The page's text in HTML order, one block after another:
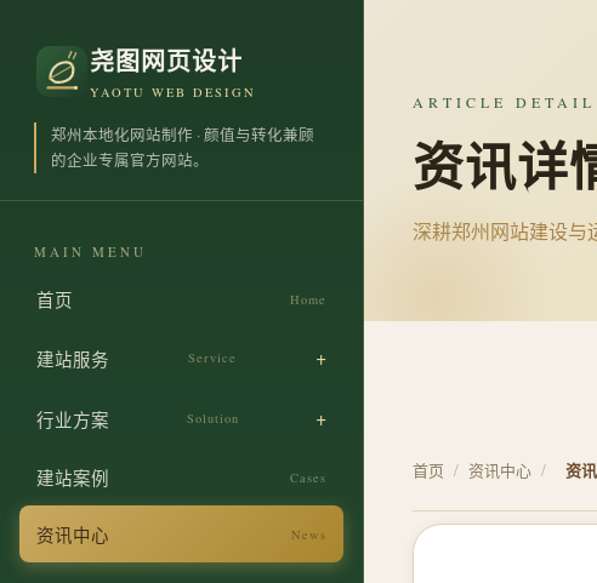
尧图网页设计
YAOTU WEB DESIGN
郑州本地化网站制作 · 颜值与转化兼顾
的企业专属官方网站。
MAIN MENU
首页 Home
建站服务 Service
企业官网定制搭建
实体工厂营销整站
行业方案 Solution
制造业建站
服务业建站
建站案例 Cases
资讯中心 News
ARTICLE DETAIL
资讯详
深耕郑州网站建设与
首页 / 资讯中心 / 资